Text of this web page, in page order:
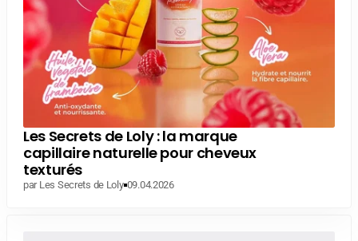
Les Secrets de Loly : la marque
capillaire naturelle pour cheveux
texturés
par Les Secrets de Loly 09.04.2026